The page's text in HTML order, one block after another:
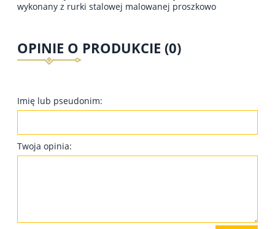
wykonany z rurki stalowej malowanej proszkowo
OPINIE O PRODUKCIE (0)
Imię lub pseudonim:
Twoja opinia: